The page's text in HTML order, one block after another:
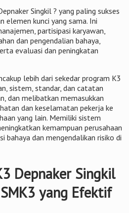
Singkil ? yang paling sukses
elemen kunci yang sama. Ini
partisipasi karyawan,
dan pengendalian bahaya,
evaluasi dan peningkatan
lebih dari sekedar program K3
sistem, standar, dan catatan
dan melibatkan memasukkan
dan keselamatan pekerja ke
yang lain. Memiliki sistem
kemampuan perusahaan
bahaya dan mengendalikan risiko di
Depnaker Singkil
yang Efektif